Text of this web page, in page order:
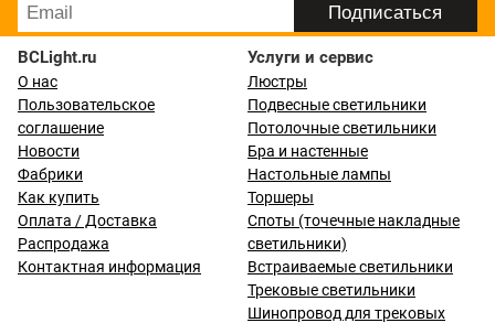
BCLight.ru
О нас
Пользовательское
соглашение
Новости
Фабрики
Как купить
Оплата / Доставка
Распродажа
Контактная информация
Услуги и сервис
Люстры
Подвесные светильники
Потолочные светильники
Бра и настенные
Настольные лампы
Торшеры
Споты (точечные накладные
светильники)
Встраиваемые светильники
Трековые светильники
Шинопровод для трековых